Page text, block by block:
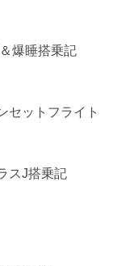
爆睡搭乗記
ットフライト
スJ搭乗記